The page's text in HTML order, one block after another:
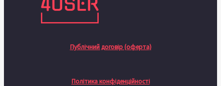
Публічний договір (оферта)
Політика конфіденційності